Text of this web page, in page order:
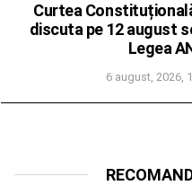
Curtea
discuta pe 12 august
Legea
6 august, 2026,